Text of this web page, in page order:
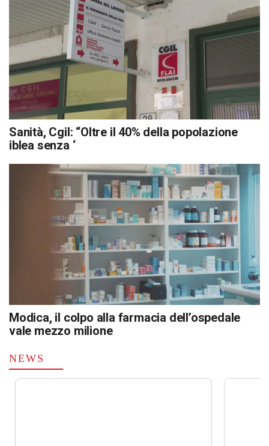
Sanità, Cgil: “Oltre il 40% della popolazione
iblea senza ‘
Modica, il colpo alla farmacia dell’ospedale
vale mezzo milione
NEWS